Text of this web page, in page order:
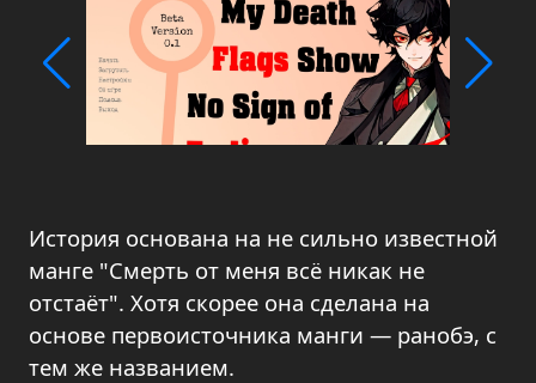
История основана на не сильно известной
манге "Смерть от меня всё никак не
отстаёт". Хотя скорее она сделана на
основе первоисточника манги — ранобэ, с
тем же названием.